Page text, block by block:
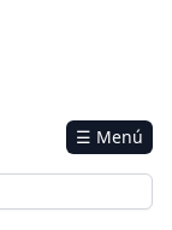
☰ Menú